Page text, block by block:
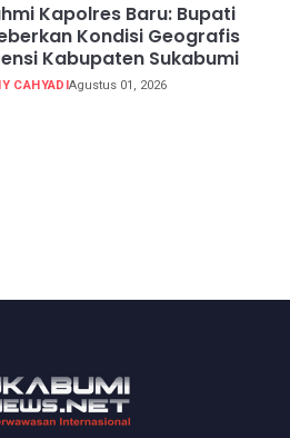
Kapolres Baru: Bupati
Kondisi Geografis
Kabupaten Sukabumi
CAHYADIAgustus 01, 2026